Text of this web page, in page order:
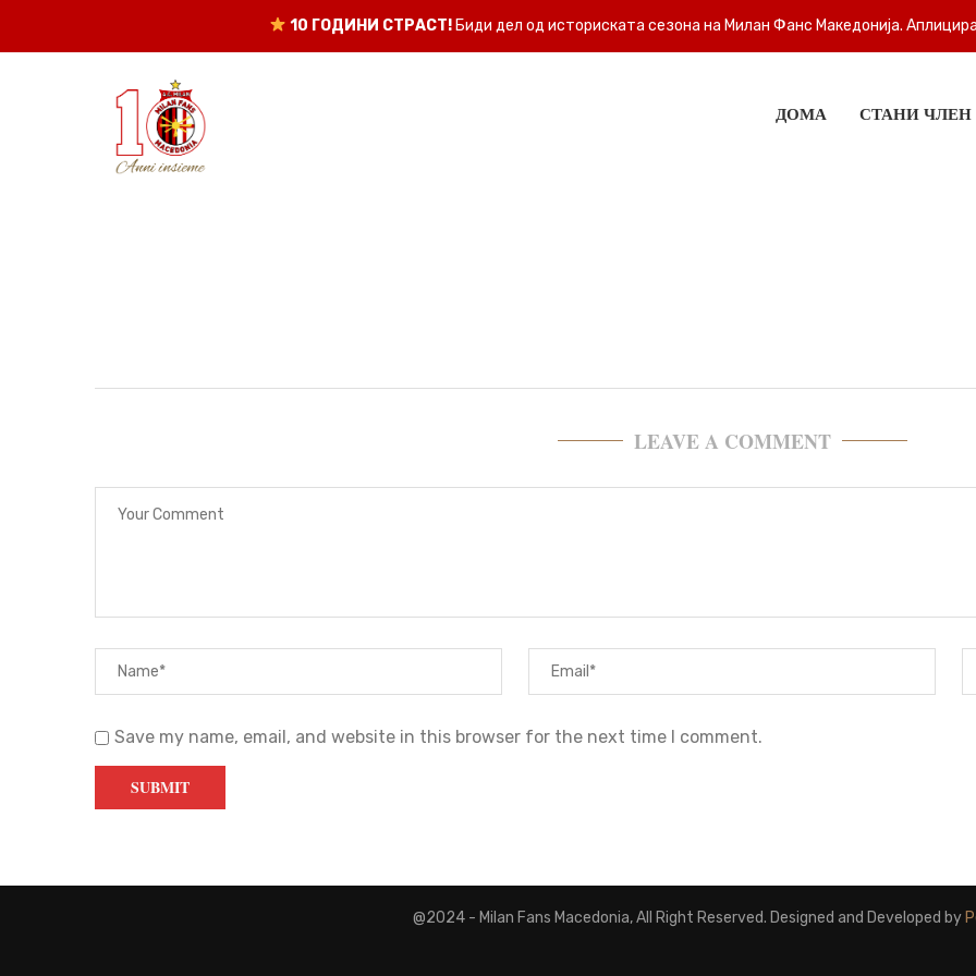
10 ГОДИНИ СТРАСТ!Биди дел од историската сезона на Милан Фанс Македонија.
ДОМА СТАНИ ЧЛЕН
LEAVE A COMMENT
Save my name, email, and website in this browser for the next time I comment.
@2024 - Milan Fans Macedonia, All Right Reserved. Designed and Developed by